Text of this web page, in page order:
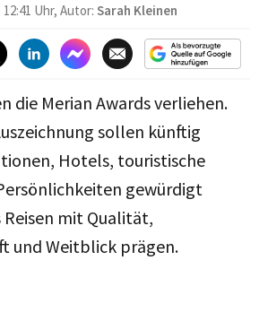
Uhr, Autor: Sarah Kleinen
die Merian Awards verliehen.
sollen künftig
Hotels, touristische
gewürdigt
Reisen mit Qualität,
und Weitblick prägen.